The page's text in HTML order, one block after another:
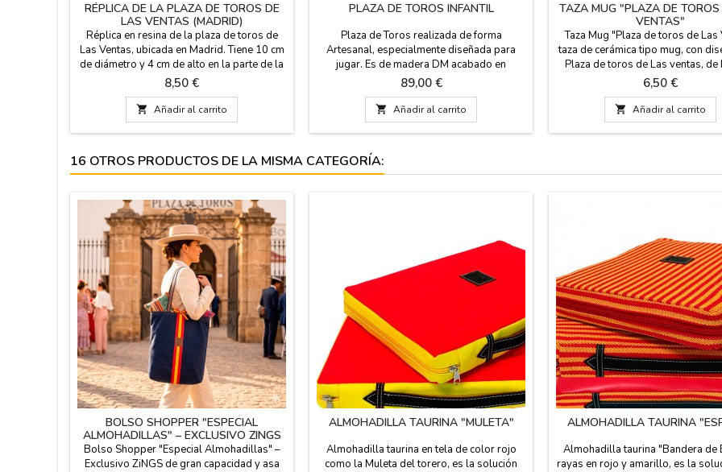
RÉPLICA DE LA PLAZA DE TOROS DE
LAS VENTAS (MADRID)
Réplica en resina de la plaza de toros de
Las Ventas, ubicada en Madrid. Tiene 10 cm
de diámetro y 4 cm de alto en la parte de la
Puerta Grande. Si te gusta el coso
madrileño, te podrás llevar un buen
recuerdo en miniatura.¿Quieres saber más
sobre la plaza de toros?
Precio
8,50 €
 Añadir al carrito
PLAZA DE TOROS INFANTIL
Plaza de Toros realizada de forma
Artesanal, especialmente diseñada para
jugar. Es de madera DM acabado en
melanina roja, ambas caras son de 5 mm de
grosor. Son atractivas, funcionales y
resistentes. Se suministra en Kit de montaje
con instrucciones. Dimensiones: Diámetro
exterior 50 cm X 8,5 cm alto
Precio
89,00 €
 Añadir al carrito
TAZA MUG "PLAZA DE
VENTAS"
Taza Mug "Plaza de toros de Las
taza de cerámica tipo mug, con
Plaza de toros de Las ventas, de
Apto para lavavjillas y
capacidad 300 ml. Medidas: 9,5
x 8 cm. de diámetro.
Precio
6,50 €
 Añadir al carrito
16 OTROS PRODUCTOS DE LA MISMA CATEGORÍA:
BOLSO SHOPPER "ESPECIAL
ALMOHADILLAS" – EXCLUSIVO ZINGS
Bolso Shopper "Especial Almohadillas" –
Exclusivo ZiNGS de gran capacidad y asa
ALMOHADILLA TAURINA "MULETA"
Almohadilla taurina en tela de color rojo
como la Muleta del torero, es la solución
ALMOHADILLA TAURINA
Almohadilla taurina "Bandera de
rayas en rojo y amarillo, es la